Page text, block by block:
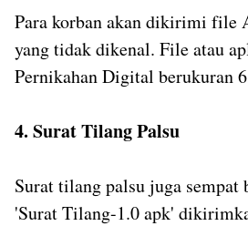
Para korban akan dikirimi file
yang tidak dikenal. File atau
Pernikahan Digital berukuran
4. Surat Tilang Palsu
Surat tilang palsu juga
'Surat Tilang-1.0 apk'